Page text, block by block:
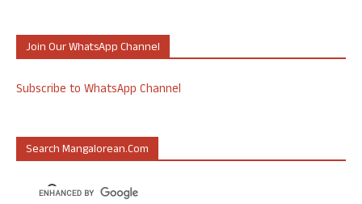
Join Our WhatsApp Channel
Subscribe to WhatsApp Channel
Search Mangalorean.com